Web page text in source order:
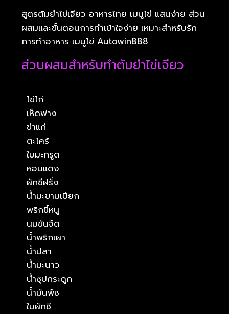
สูตรต้มยำไข่เจียว อาหารไทย เมนูไข่ แสนง่าย ส่วน
ผสมและขั้นตอนการทำเข้าใจง่าย เหมาะสำหรับรัก
การทำอาหาร เมนูไข่ Autowin888
ส่วนผสมสำหรับทำต้มยำไข่เจียว
ไข่ไก่
เห็ดฟาง
ข่าแก่
ตะไคร้
ใบมะกรูด
หอมแดง
ผักชีฝรั่ง
น้ำมะขามเปียก
พริกขี้หนู
นมข้นจืด
น้ำพริกเผา
น้ำปลา
น้ำมะนาว
น้ำซุปกระดูก
น้ำมันพืช
ใบผักชี